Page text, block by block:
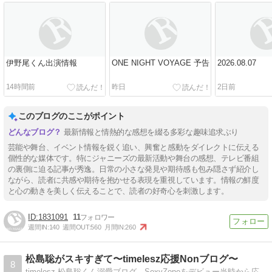
伊野尾くん出演情報
14時間前
ONE NIGHT VOYAGE 予告
昨日
2026.08.07
2日前
このブログのここがポイント
最新情報と情熱的な感想を綴る多彩な趣味追求ぶり
芸能や舞台、イベント情報を鋭く追い、興奮と感動をダイレクトに伝える
個性的な媒体です。特にジャニーズの最新活動や舞台の感想、テレビ番組
の裏側に迫る記事が秀逸。日常の小さな発見や期待感も包み隠さず紹介し
ながら、読者に共感や期待を抱かせる表現を重視しています。情報の鮮度
と心の動きを美しく伝えることで、読者の好奇心を刺激します。
1831091 11
週間IN:140 週間OUT:560 月間IN:260
8
松島聡がスキすぎて〜timelesz応援Nonブログ〜